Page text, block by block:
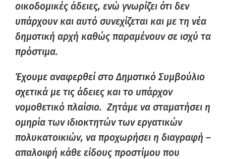
οικοδομικές άδειες, ενώ γνωρίζει ότι δεν
υπάρχουν και αυτό συνεχίζεται και με τη νέα
δημοτική αρχή καθώς παραμένουν σε ισχύ τα
πρόστιμα.
Έχουμε αναφερθεί στο Δημοτικό Συμβούλιο
σχετικά με τις άδειες και το υπάρχον
νομοθετικό πλαίσιο. Ζητάμε να σταματήσει η
ομηρία των ιδιοκτητών των εργατικών
πολυκατοικιών, να προχωρήσει η διαγραφή –
απαλοιφή κάθε είδους προστίμου που